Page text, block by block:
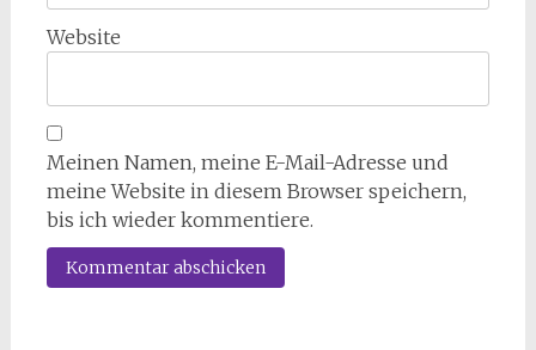
Website
Meinen Namen, meine E-Mail-Adresse und
meine Website in diesem Browser speichern,
bis ich wieder kommentiere.